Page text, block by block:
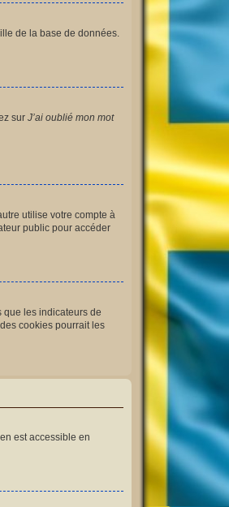
de la base de données.
sur J’ai oublié mon mot
utilise votre compte à
public pour accéder
que les indicateurs de
cookies pourrait les
est accessible en